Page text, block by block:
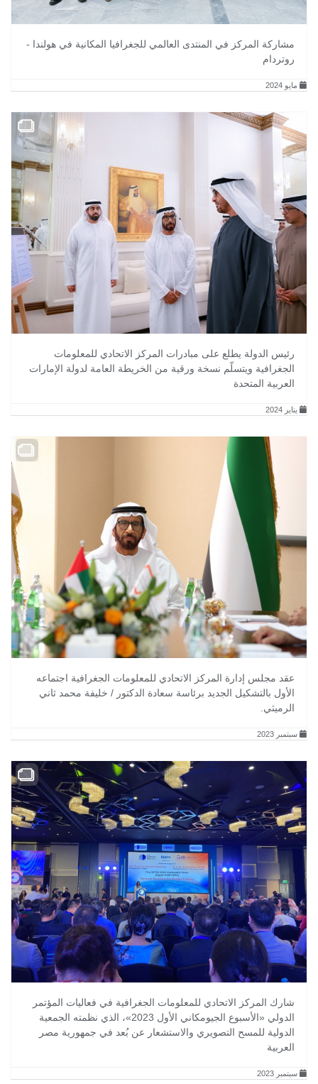
مشاركة المركز في المنتدى العالمي للجغرافيا المكانية في هولندا -
روتردام
مايو 2024
رئيس الدولة يطلع على مبادرات المركز الاتحادي للمعلومات
الجغرافية ويتسلّم نسخة ورقية من الخريطة العامة لدولة الإمارات
العربية المتحدة
يناير 2024
عقد مجلس إدارة المركز الاتحادي للمعلومات الجغرافية اجتماعه
الأول بالتشكيل الجديد برئاسة سعادة الدكتور / خليفة محمد ثاني
الرميثي.
سبتمبر 2023
شارك المركز الاتحادي للمعلومات الجغرافية في فعاليات المؤتمر
الدولي «الأسبوع الجيومكاني الأول 2023»، الذي نظمته الجمعية
الدولية للمسح التصويري والاستشعار عن بُعد في جمهورية مصر
العربية
سبتمبر 2023